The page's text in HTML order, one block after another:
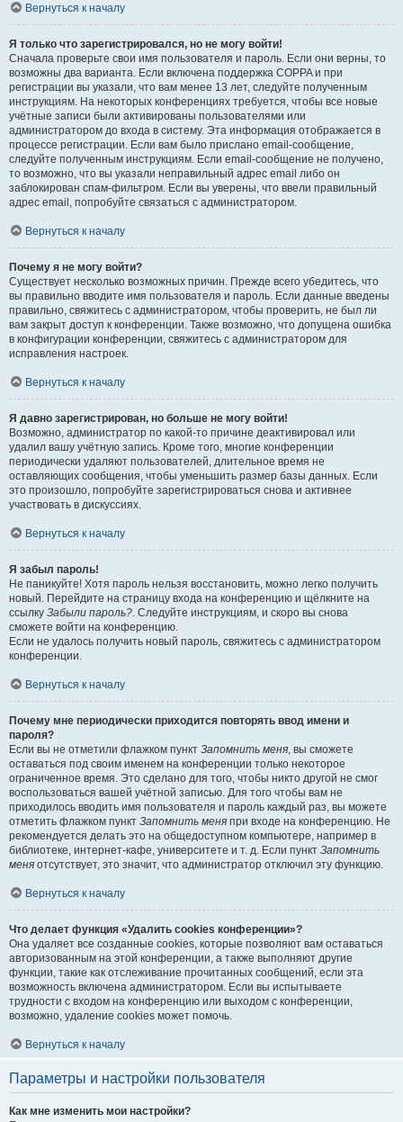
Вернуться к началу
Я только что зарегистрировался, но не могу войти!
Сначала проверьте свои имя пользователя и пароль. Если они верны, то
возможны два варианта. Если включена поддержка COPPA и при
регистрации вы указали, что вам менее 13 лет, следуйте полученным
инструкциям. На некоторых конференциях требуется, чтобы все новые
учётные записи были активированы пользователями или
администратором до входа в систему. Эта информация отображается в
процессе регистрации. Если вам было прислано email-сообщение,
следуйте полученным инструкциям. Если email-сообщение не получено,
то возможно, что вы указали неправильный адрес email либо он
заблокирован спам-фильтром. Если вы уверены, что ввели правильный
адрес email, попробуйте связаться с администратором.
Вернуться к началу
Почему я не могу войти?
Существует несколько возможных причин. Прежде всего убедитесь, что
вы правильно вводите имя пользователя и пароль. Если данные введены
правильно, свяжитесь с администратором, чтобы проверить, не был ли
вам закрыт доступ к конференции. Также возможно, что допущена ошибка
в конфигурации конференции, свяжитесь с администратором для
исправления настроек.
Вернуться к началу
Я давно зарегистрирован, но больше не могу войти!
Возможно, администратор по какой-то причине деактивировал или
удалил вашу учётную запись. Кроме того, многие конференции
периодически удаляют пользователей, длительное время не
оставляющих сообщения, чтобы уменьшить размер базы данных. Если
это произошло, попробуйте зарегистрироваться снова и активнее
участвовать в дискуссиях.
Вернуться к началу
Я забыл пароль!
Не паникуйте! Хотя пароль нельзя восстановить, можно легко получить
новый. Перейдите на страницу входа на конференцию и щёлкните на
ссылку Забыли пароль?. Следуйте инструкциям, и скоро вы снова
сможете войти на конференцию.
Если не удалось получить новый пароль, свяжитесь с администратором
конференции.
Вернуться к началу
Почему мне периодически приходится повторять ввод имени и
пароля?
Если вы не отметили флажком пункт Запомнить меня, вы сможете
оставаться под своим именем на конференции только некоторое
ограниченное время. Это сделано для того, чтобы никто другой не смог
воспользоваться вашей учётной записью. Для того чтобы вам не
приходилось вводить имя пользователя и пароль каждый раз, вы можете
отметить флажком пункт Запомнить меня при входе на конференцию. Не
рекомендуется делать это на общедоступном компьютере, например в
библиотеке, интернет-кафе, университете и т. д. Если пункт Запомнить
меня отсутствует, это значит, что администратор отключил эту функцию.
Вернуться к началу
Что делает функция «Удалить cookies конференции»?
Она удаляет все созданные cookies, которые позволяют вам оставаться
авторизованным на этой конференции, а также выполняют другие
функции, такие как отслеживание прочитанных сообщений, если эта
возможность включена администратором. Если вы испытываете
трудности с входом на конференцию или выходом с конференции,
возможно, удаление cookies может помочь.
Вернуться к началу
Параметры и настройки пользователя
Как мне изменить мои настройки?